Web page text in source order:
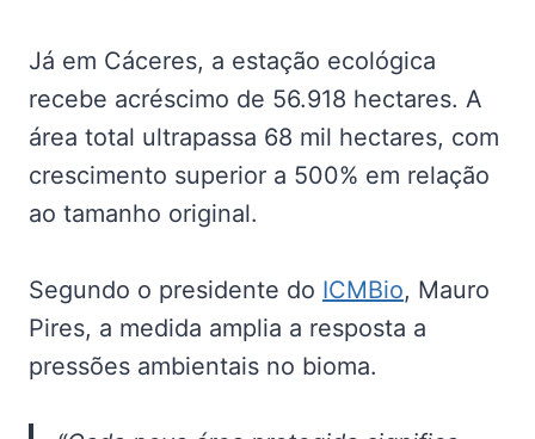
Já em Cáceres, a estação ecológica
recebe acréscimo de 56.918 hectares. A
área total ultrapassa 68 mil hectares, com
crescimento superior a 500% em relação
ao tamanho original.
Segundo o presidente do ICMBio, Mauro
Pires, a medida amplia a resposta a
pressões ambientais no bioma.